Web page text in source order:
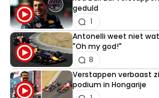
geduld
1
Antonelli weet niet
"Oh my god!"
8
Verstappen verbaast
podium in Hongarije